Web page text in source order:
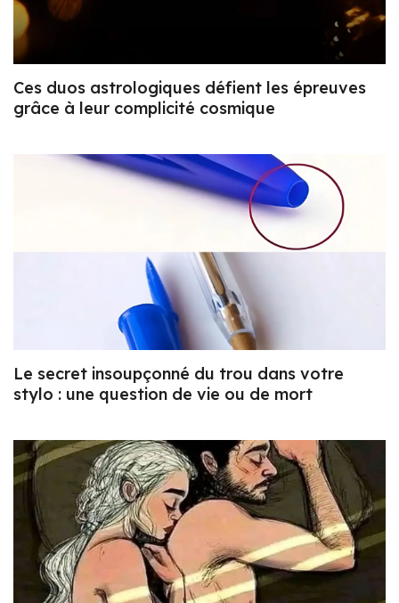
Ces duos astrologiques défient les épreuves
grâce à leur complicité cosmique
Le secret insoupçonné du trou dans votre
stylo : une question de vie ou de mort